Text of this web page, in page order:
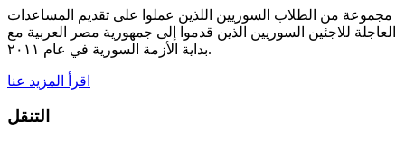
مجموعة من الطلاب السوريين اللذين عملوا على تقديم المساعدات
العاجلة للاجئين السوريين الذين قدموا إلى جمهورية مصر العربية مع
بداية الأزمة السورية في عام ٢٠١١.
اقرأ المزيد عنا
التنقل